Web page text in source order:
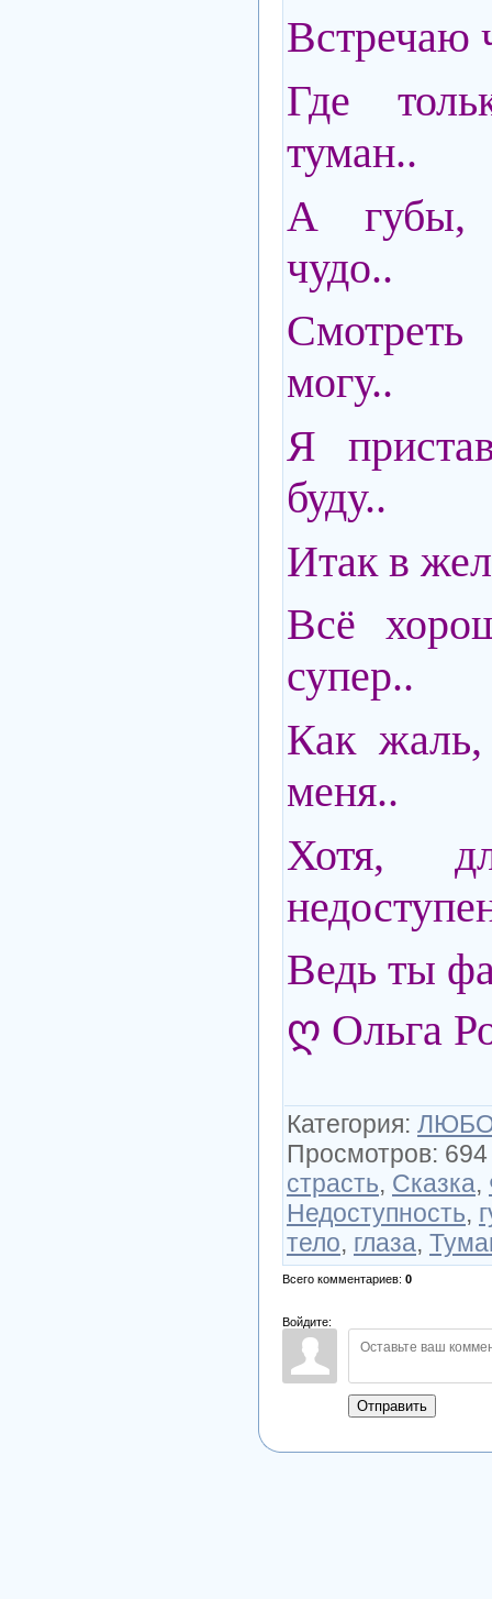
Встречаю
Где
туман..
А губы,
чудо..
Смотреть
могу..
Я
буду..
Итак в
Всё
супер..
Как
меня..
Хотя,
Ведь ты
ღ Ольга
Категория:
Просмотров: 694
страсть, Сказка,
Недоступность,
тело, глаза,
Всего комментариев: 0
Войдите:
Отправить